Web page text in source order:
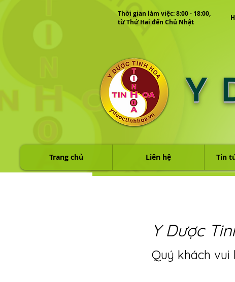
Thời gian làm việc: 8:00 - 18:00,
từ Thứ Hai đến Chủ Nhật
Y
Trang chủ Liên hệ Tin
Y Dược
Quý khách